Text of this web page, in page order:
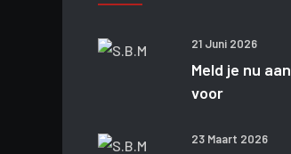
21 Juni 2026
Meld je nu aan
voor
23 Maart 2026